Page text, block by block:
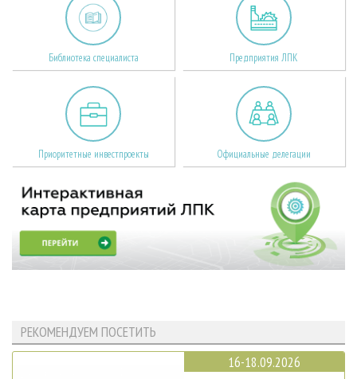
Библиотека специалиста Предприятия ЛПК
Приоритетные инвестпроекты Официальные делегации
РЕКОМЕНДУЕМ ПОСЕТИТЬ
16-18.09.2026